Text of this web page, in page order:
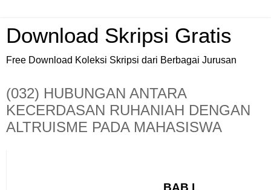
Download Skripsi Gratis
Free Download Koleksi Skripsi dari Berbagai Jurusan
(032) HUBUNGAN ANTARA
KECERDASAN RUHANIAH DENGAN
ALTRUISME PADA MAHASISWA
BAB I